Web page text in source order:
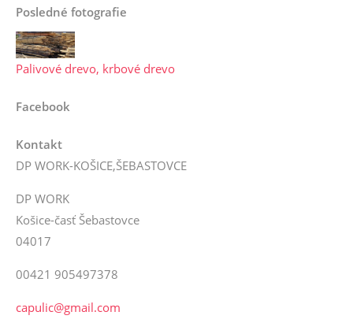
Posledné fotografie
Palivové drevo, krbové drevo
Facebook
Kontakt
DP WORK-KOŠICE,ŠEBASTOVCE
DP WORK
Košice-časť Šebastovce
04017
00421 905497378
capulic@gmail.com